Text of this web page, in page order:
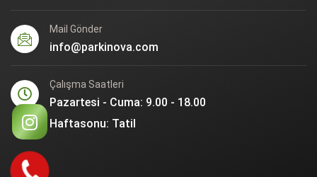
Mail Gönder
info@parkinova.com
Çalışma Saatleri
Pazartesi - Cuma: 9.00 - 18.00
Haftasonu: Tatil